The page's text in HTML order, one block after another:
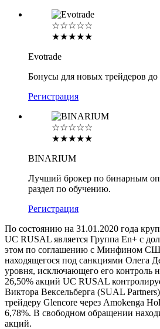
☆☆☆☆☆
★★★★★
Evotrade
Бонусы для новых трейдеров до
Регистрация
☆☆☆☆☆
★★★★★
BINARIUM
Лучший брокер по бинарным
раздел по обучению.
Регистрация
По состоянию на 31.01.2020 года
UC RUSAL является Группа En+ с
этом по соглашению с Минфином
находящегося под санкциями Олега
уровня, исключающего его контроль
26,50% акций UC RUSAL
Виктора Вексельберга (SUAL
трейдеру Glencore через Amokenga
6,78%. В свободном обращении
акций.